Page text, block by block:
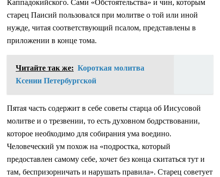
Каппадокийского. Сами «Обстоятельства» и чин, которым
старец Паисий пользовался при молитве о той или иной
нужде, читая соответствующий псалом, представлены в
приложении в конце тома.
Читайте так же: Короткая молитва
Ксении Петербургской
Пятая часть содержит в себе советы старца об Иисусовой
молитве и о трезвении, то есть духовном бодрствовании,
которое необходимо для собирания ума воедино.
Человеческий ум похож на «подростка, который
предоставлен самому себе, хочет без конца скитаться тут и
там, беспризорничать и нарушать правила». Старец советует